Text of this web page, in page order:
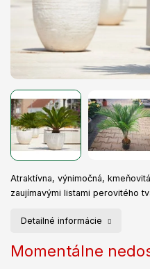
Momentálne
Atraktívna, výnimočná,
zaujímavými listami perovitého
Detailné informácie